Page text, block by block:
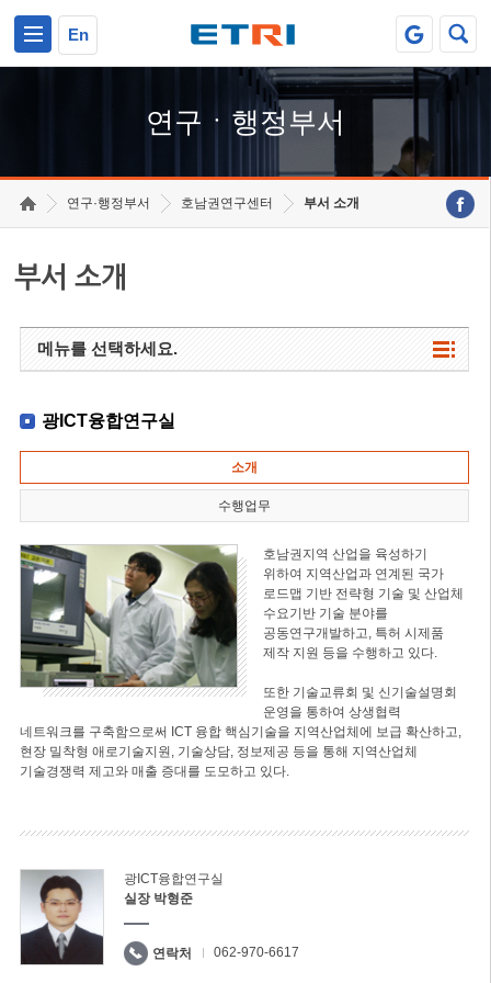
En
연구ㆍ행정부서
연구·행정부서 호남권연구센터 부서 소개
부서 소개
메뉴를 선택하세요.
광ICT융합연구실
소개
수행업무
호남권지역 산업을 육성하기
위하여 지역산업과 연계된 국가
로드맵 기반 전략형 기술 및 산업체
수요기반 기술 분야를
공동연구개발하고, 특허 시제품
제작 지원 등을 수행하고 있다.
또한 기술교류회 및 신기술설명회
운영을 통하여 상생협력
네트워크를 구축함으로써 ICT 융합 핵심기술을 지역산업체에 보급 확산하고,
현장 밀착형 애로기술지원, 기술상담, 정보제공 등을 통해 지역산업체
기술경쟁력 제고와 매출 증대를 도모하고 있다.
광ICT융합연구실
실장 박형준
연락처 062-970-6617